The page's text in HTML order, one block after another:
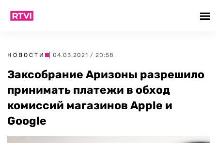
НОВОСТИ | 04.03.2021 / 20:58
Заксобрание Аризоны разрешило
принимать платежи в обход
комиссий магазинов Apple и
Google